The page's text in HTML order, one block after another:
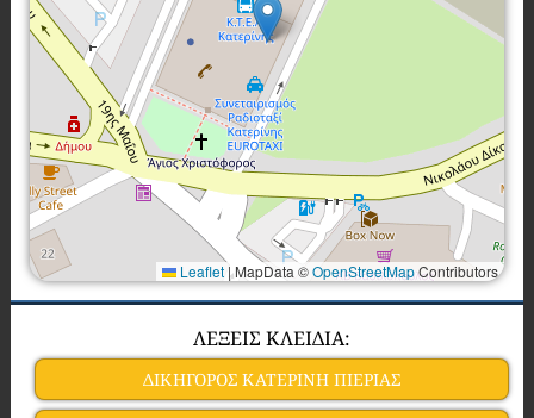
Leaflet |MapData ©OpenStreetMapContributors
ΛΕΞΕΙΣ ΚΛΕΙΔΙΑ:
ΔΙΚΗΓΟΡΟΣ ΚΑΤΕΡΙΝΗ ΠΙΕΡΙΑΣ